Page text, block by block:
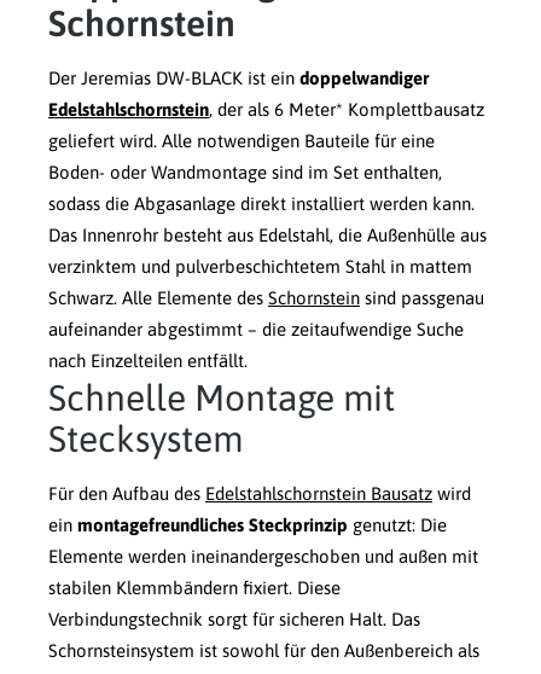
Schornstein
Der Jeremias DW-BLACK ist ein doppelwandiger
Edelstahlschornstein, der als 6 Meter* Komplettbausatz
geliefert wird. Alle notwendigen Bauteile für eine
Boden- oder Wandmontage sind im Set enthalten,
sodass die Abgasanlage direkt installiert werden kann.
Das Innenrohr besteht aus Edelstahl, die Außenhülle aus
verzinktem und pulverbeschichtetem Stahl in mattem
Schwarz. Alle Elemente des Schornstein sind passgenau
aufeinander abgestimmt – die zeitaufwendige Suche
nach Einzelteilen entfällt.
Schnelle Montage mit
Stecksystem
Für den Aufbau des Edelstahlschornstein Bausatz wird
ein montagefreundliches Steckprinzip genutzt: Die
Elemente werden ineinandergeschoben und außen mit
stabilen Klemmbändern fixiert. Diese
Verbindungstechnik sorgt für sicheren Halt. Das
Schornsteinsystem ist sowohl für den Außenbereich als